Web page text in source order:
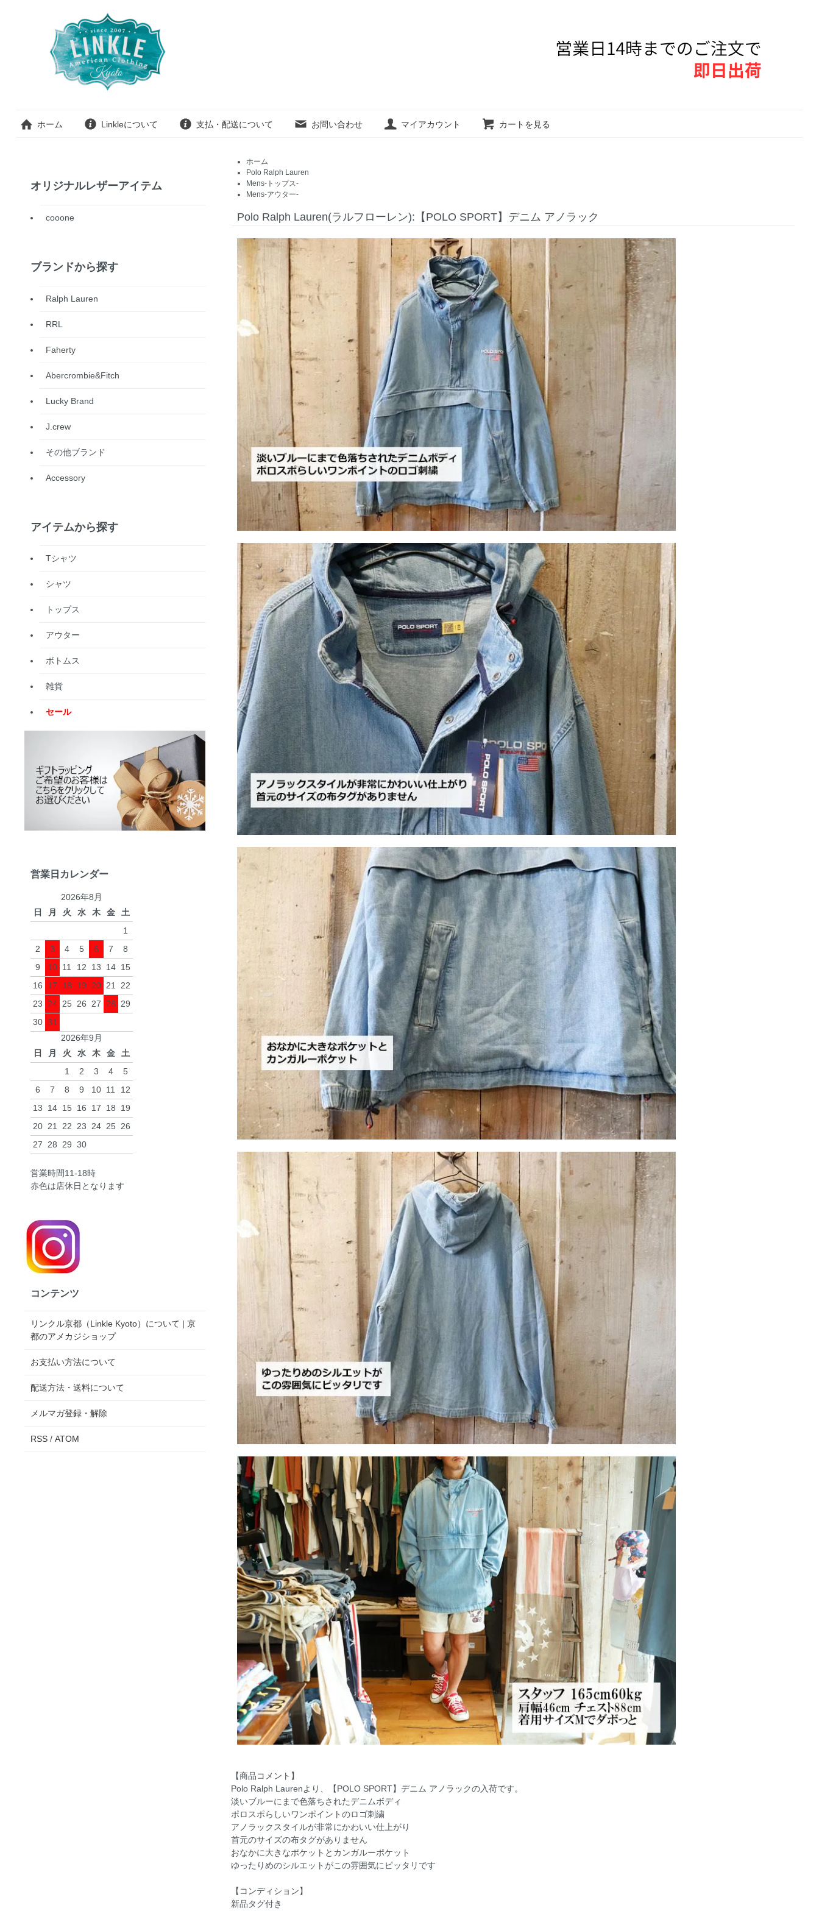
ホーム Linkleについて 支払・配送について お問い合わせ マイアカウント カートを見る
ホーム
Polo Ralph Lauren
Mens-トップス-
Mens-アウター-
Polo Ralph Lauren(ラルフローレン):【POLO SPORT】デニム アノラック
【商品コメント】
Polo Ralph Laurenより、【POLO SPORT】デニム アノラックの入荷です。
淡いブルーにまで色落ちされたデニムボディ
ポロスポらしいワンポイントのロゴ刺繍
アノラックスタイルが非常にかわいい仕上がり
首元のサイズの布タグがありません
おなかに大きなポケットとカンガルーポケット
ゆったりめのシルエットがこの雰囲気にピッタリです
【コンディション】
新品タグ付き
オリジナルレザーアイテム
cooone
ブランドから探す
Ralph Lauren
RRL
Faherty
Abercrombie&Fitch
Lucky Brand
J.crew
その他ブランド
Accessory
アイテムから探す
Tシャツ
シャツ
トップス
アウター
ボトムス
雑貨
セール
営業日カレンダー
2026年8月
日
月 火 水 木 金
土
1
2
3 4 5 6 7
8
9
10 11 12 13 14 15
16
17 18 19 20 21
22
23
24 25 26 27 28
29
30 31
2026年9月
日
月 火 水 木 金
土
1
2 3 4
5
6
7 8 9 10 11
12
13
14 15 16 17 18
19
20 21 22 23 24 25 26
27
28 29 30
営業時間11-18時
赤色は店休日となります
コンテンツ
リンクル京都（Linkle Kyoto）について | 京
都のアメカジショップ
お支払い方法について
配送方法・送料について
メルマガ登録・解除
RSS/ ATOM